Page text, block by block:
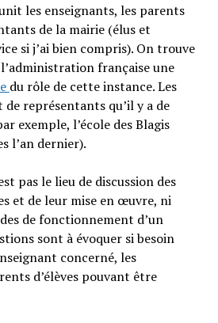
les enseignants, les parents
de la mairie (élus et
si j’ai bien compris). On trouve
française une
du rôle de cette instance. Les
représentants qu’il y a de
exemple, l’école des Blagis
l’an dernier).
pas le lieu de discussion des
et de leur mise en œuvre, ni
de fonctionnement d’un
sont à évoquer si besoin
concerné, les
d’élèves pouvant être